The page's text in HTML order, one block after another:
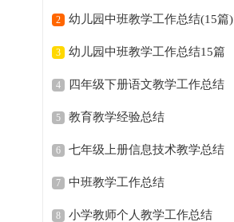
2 幼儿园中班教学工作总结(15篇)
3 幼儿园中班教学工作总结15篇
4 四年级下册语文教学工作总结
5 教育教学经验总结
6 七年级上册信息技术教学总结
7 中班教学工作总结
8 小学教师个人教学工作总结